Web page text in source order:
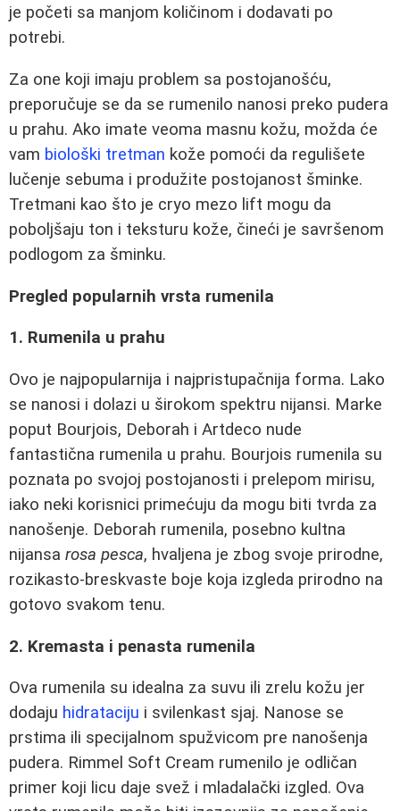
je početi sa manjom količinom i dodavati po
potrebi.
Za one koji imaju problem sa postojanošću,
preporučuje se da se rumenilo nanosi preko pudera
u prahu. Ako imate veoma masnu kožu, možda će
vam biološki tretman kože pomoći da regulišete
lučenje sebuma i produžite postojanost šminke.
Tretmani kao što je cryo mezo lift mogu da
poboljšaju ton i teksturu kože, čineći je savršenom
podlogom za šminku.
Pregled popularnih vrsta rumenila
1. Rumenila u prahu
Ovo je najpopularnija i najpristupačnija forma. Lako
se nanosi i dolazi u širokom spektru nijansi. Marke
poput Bourjois, Deborah i Artdeco nude
fantastična rumenila u prahu. Bourjois rumenila su
poznata po svojoj postojanosti i prelepom mirisu,
iako neki korisnici primećuju da mogu biti tvrda za
nanošenje. Deborah rumenila, posebno kultna
nijansa rosa pesca, hvaljena je zbog svoje prirodne,
rozikasto-breskvaste boje koja izgleda prirodno na
gotovo svakom tenu.
2. Kremasta i penasta rumenila
Ova rumenila su idealna za suvu ili zrelu kožu jer
dodaju hidrataciju i svilenkast sjaj. Nanose se
prstima ili specijalnom spužvicom pre nanošenja
pudera. Rimmel Soft Cream rumenilo je odličan
primer koji licu daje svež i mladalački izgled. Ova